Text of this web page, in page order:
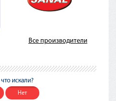
Все производители
искали?
Нет